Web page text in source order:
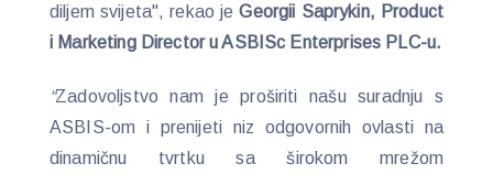
diljem svijeta", rekao jeGeorgii Saprykin, Product
i Marketing Director u ASBISc Enterprises PLC-u.
“Zadovoljstvo nam je proširiti našu suradnju s
ASBIS-om i prenijeti niz odgovornih ovlasti na
dinamičnu tvrtku sa širokom mrežom